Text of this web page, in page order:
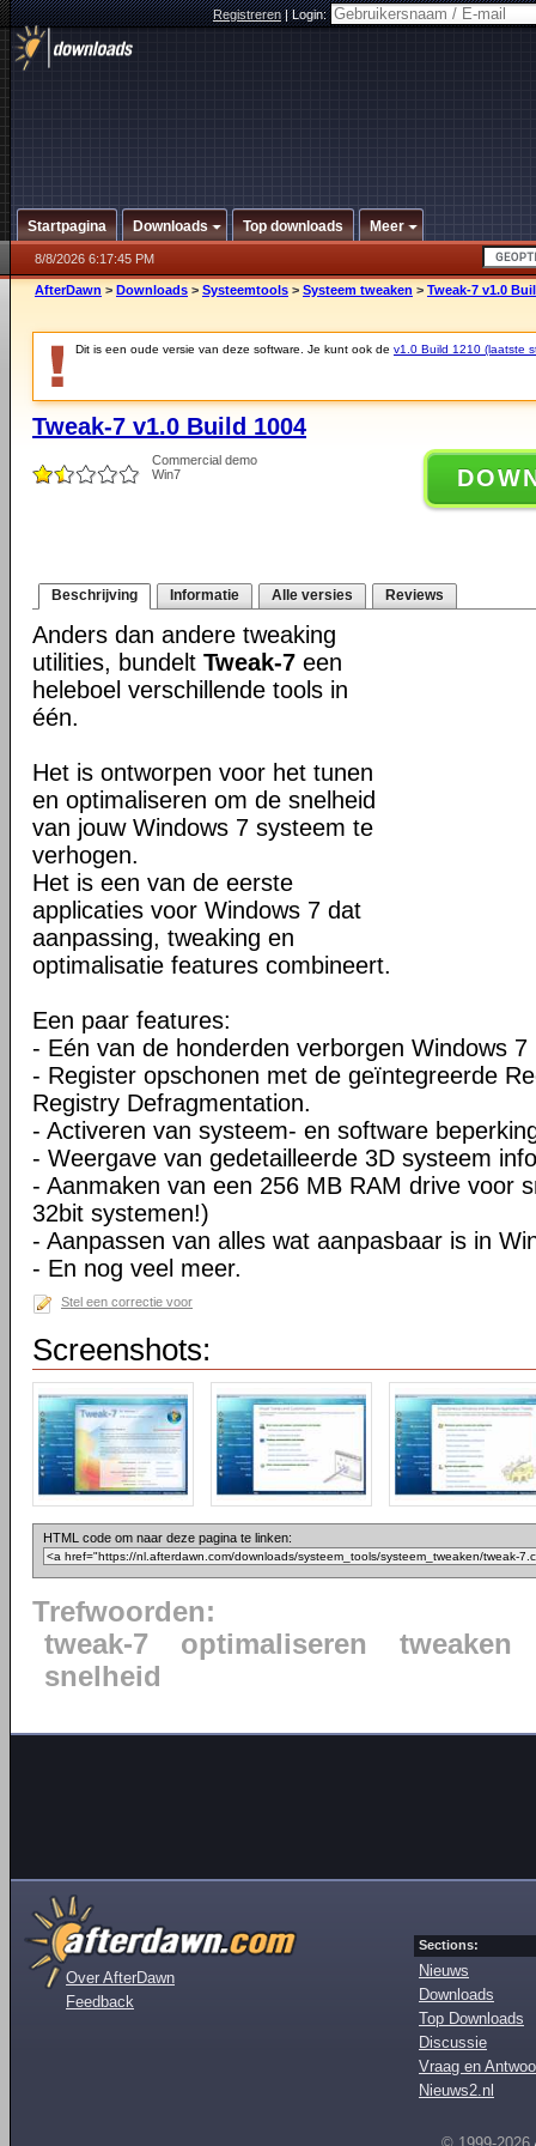
Registreren|Login:
Startpagina Downloads Top downloads Meer
8/8/2026 6:17:45 PM
AfterDawn > Downloads > Systeemtools > Systeem tweaken > Tweak-7 v1.0
Dit is een oude versie van deze software. Je kunt ook de v1.0 Build 1210 (laatste
Tweak-7 v1.0 Build 1004
Commercial demo
Win7
Beschrijving Informatie Alle versies Reviews
Anders dan andere tweaking
utilities, bundelt Tweak-7 een
heleboel verschillende tools in
één.
Het is ontworpen voor het tunen
en optimaliseren om de snelheid
van jouw Windows 7 systeem te
verhogen.
Het is een van de eerste
applicaties voor Windows 7 dat
aanpassing, tweaking en
optimalisatie features combineert.
Een paar features:
- Eén van de honderden verborgen Windows
- Register opschonen met de geïntegreerde
Registry Defragmentation.
- Activeren van systeem- en software
- Weergave van gedetailleerde 3D systeem
- Aanmaken van een 256 MB RAM drive voor
32bit systemen!)
- Aanpassen van alles wat aanpasbaar is in
- En nog veel meer.
Stel een correctie voor
Screenshots:
HTML code om naar deze pagina te linken:
Trefwoorden:
tweak-7
optimaliseren
tweaken
snelheid
Over AfterDawn
Feedback
Sections:
Nieuws
Downloads
Top Downloads
Discussie
Vraag en
Nieuws2.nl